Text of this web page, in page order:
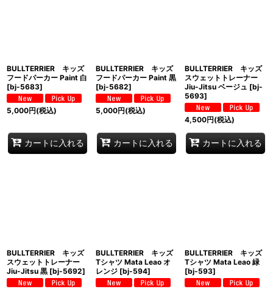
BULLTERRIER キッズ
フードパーカー Paint 白
[bj-5683]
5,000円(税込)
カートに入れる
BULLTERRIER キッズ
フードパーカー Paint 黒
[bj-5682]
5,000円(税込)
カートに入れる
BULLTERRIER キッズ
スウェットトレーナー
Jiu-Jitsu ベージュ [bj-
5693]
4,500円(税込)
カートに入れる
BULLTERRIER キッズ
スウェットトレーナー
Jiu-Jitsu 黒 [bj-5692]
BULLTERRIER キッズ
Tシャツ Mata Leao オ
レンジ [bj-594]
BULLTERRIER キッズ
Tシャツ Mata Leao 緑
[bj-593]